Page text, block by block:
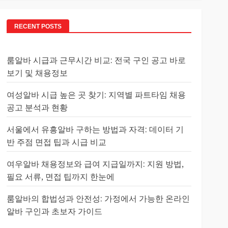
RECENT POSTS
룸알바 시급과 근무시간 비교: 전국 구인 공고 바로
보기 및 채용정보
여성알바 시급 높은 곳 찾기: 지역별 파트타임 채용
공고 분석과 현황
서울에서 유흥알바 구하는 방법과 자격: 데이터 기
반 주점 면접 팁과 시급 비교
여우알바 채용정보와 급여 지급일까지: 지원 방법,
필요 서류, 면접 팁까지 한눈에
룸알바의 합법성과 안전성: 가정에서 가능한 온라인
알바 구인과 초보자 가이드